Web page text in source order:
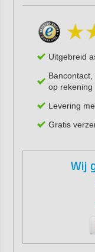
Uitgebreid
op rekening
Levering
Gratis
Wij